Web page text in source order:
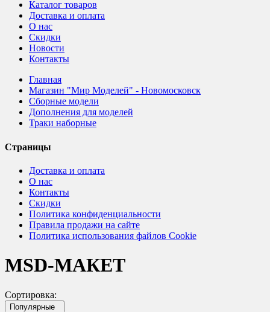
Каталог товаров
Доставка и оплата
О нас
Скидки
Новости
Контакты
Главная
Магазин "Мир Моделей" - Новомосковск
Сборные модели
Дополнения для моделей
Траки наборные
Страницы
Доставка и оплата
О нас
Контакты
Скидки
Политика конфиденциальности
Правила продажи на сайте
Политика использования файлов Cookie
MSD-МАКЕТ
Сортировка:
Популярные